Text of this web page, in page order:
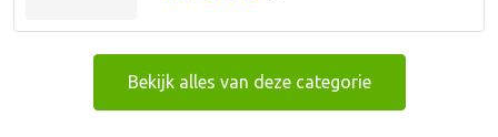
Bekijk alles van deze categorie